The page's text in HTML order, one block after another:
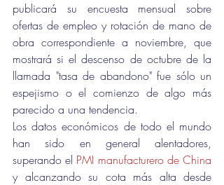
publicará su encuesta mensual sobre
ofertas de empleo y rotación de mano de
obra correspondiente a noviembre, que
mostrará si el descenso de octubre de la
llamada "tasa de abandono" fue sólo un
espejismo o el comienzo de algo más
parecido a una tendencia.
Los datos económicos de todo el mundo
han sido en general alentadores,
superando el PMI manufacturero de China
y alcanzando su cota más alta desde